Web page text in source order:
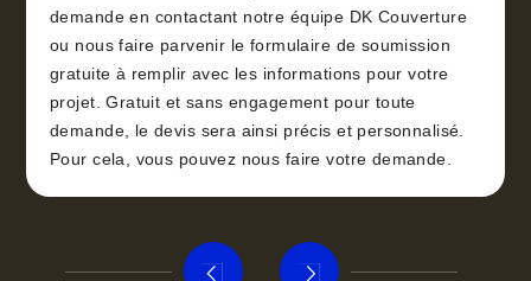
demande en contactant notre équipe DK Couverture
ou nous faire parvenir le formulaire de soumission
gratuite à remplir avec les informations pour votre
projet. Gratuit et sans engagement pour toute
demande, le devis sera ainsi précis et personnalisé.
Pour cela, vous pouvez nous faire votre demande.